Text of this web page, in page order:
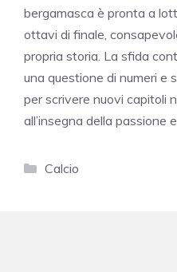
bergamasca è pronta a
ottavi di finale,
propria storia. La sfida
una questione di numeri e
per scrivere nuovi capitoli
all’insegna della passione
Categorie
Calcio